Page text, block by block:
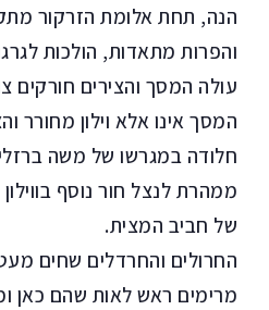
הנה, תחת אלומת הזרקור
והפרות מתאדות, הולכות
עולה המסך והצירים חורקים
המסך אינו אלא וילון מחורר
חלודה במגרשו של משה
ממהרת לנצל חור נוסף
של חביב המצית.
החרולים והחרדלים שחים
מרימים ראש לאות שהם כאן